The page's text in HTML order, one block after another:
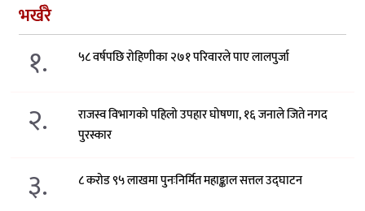
भर्खरै
१. ५८ वर्षपछि रोहिणीका २७१ परिवारले पाए लालपुर्जा
२.
राजस्व विभागको पहिलो उपहार घोषणा, १६ जनाले जिते नगद
पुरस्कार
३. ८ करोड ९५ लाखमा पुनःनिर्मित महाङ्काल सत्तल उद्घाटन